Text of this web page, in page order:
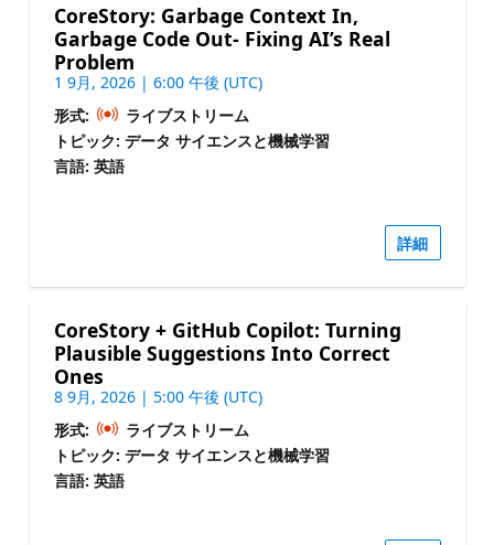
CoreStory: Garbage Context In,
Garbage Code Out- Fixing AI’s Real
Problem
1 9月, 2026 | 6:00 午後 (UTC)
形式:
ライブストリーム
トピック: データ サイエンスと機械学習
言語: 英語
詳細
CoreStory + GitHub Copilot: Turning
Plausible Suggestions Into Correct
Ones
8 9月, 2026 | 5:00 午後 (UTC)
形式:
ライブストリーム
トピック: データ サイエンスと機械学習
言語: 英語